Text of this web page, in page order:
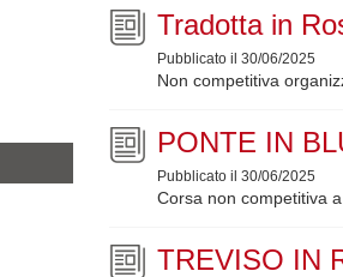
Tradotta in
Pubblicato il 30/06/2025
Non competitiva
PONTE IN
Pubblicato il 30/06/2025
Corsa non competitiva
TREVISO IN